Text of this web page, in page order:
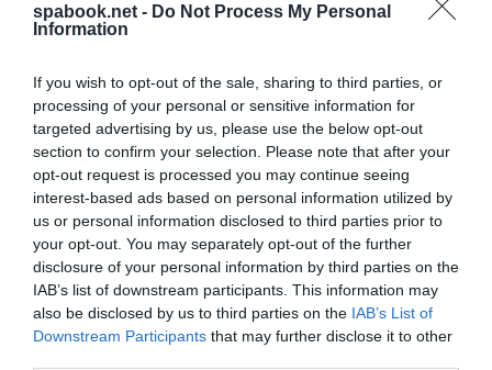
spabook.net - Do Not Process My Personal
Information
If you wish to opt-out of the sale, sharing to third parties, or
processing of your personal or sensitive information for
targeted advertising by us, please use the below opt-out
section to confirm your selection. Please note that after your
opt-out request is processed you may continue seeing
interest-based ads based on personal information utilized by
us or personal information disclosed to third parties prior to
your opt-out. You may separately opt-out of the further
disclosure of your personal information by third parties on the
IAB’s list of downstream participants. This information may
also be disclosed by us to third parties on the IAB’s List of
Downstream Participants that may further disclose it to other
Ebben a nagy látogatószámú, erősen belváros-
központú fesztiválkörnyezetben jelenik meg új
elemként a KocsonyaÚtlevél. A program lényege,
hogy a fesztivál ideje alatt a kocsonya az utcai
árusítás mellett a város éttermeiben is megjelenjen
minőségi gasztronómiai tartalomként. A Spabook
információi szerint több mint húsz miskolci